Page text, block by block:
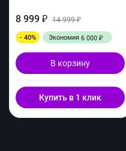
8 999 ₽ 14 999₽
- 40% Экономия 6 000 ₽
В корзину
Купить в 1 клик